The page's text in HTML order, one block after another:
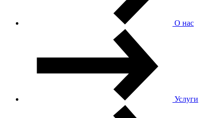
О нас
Услуги